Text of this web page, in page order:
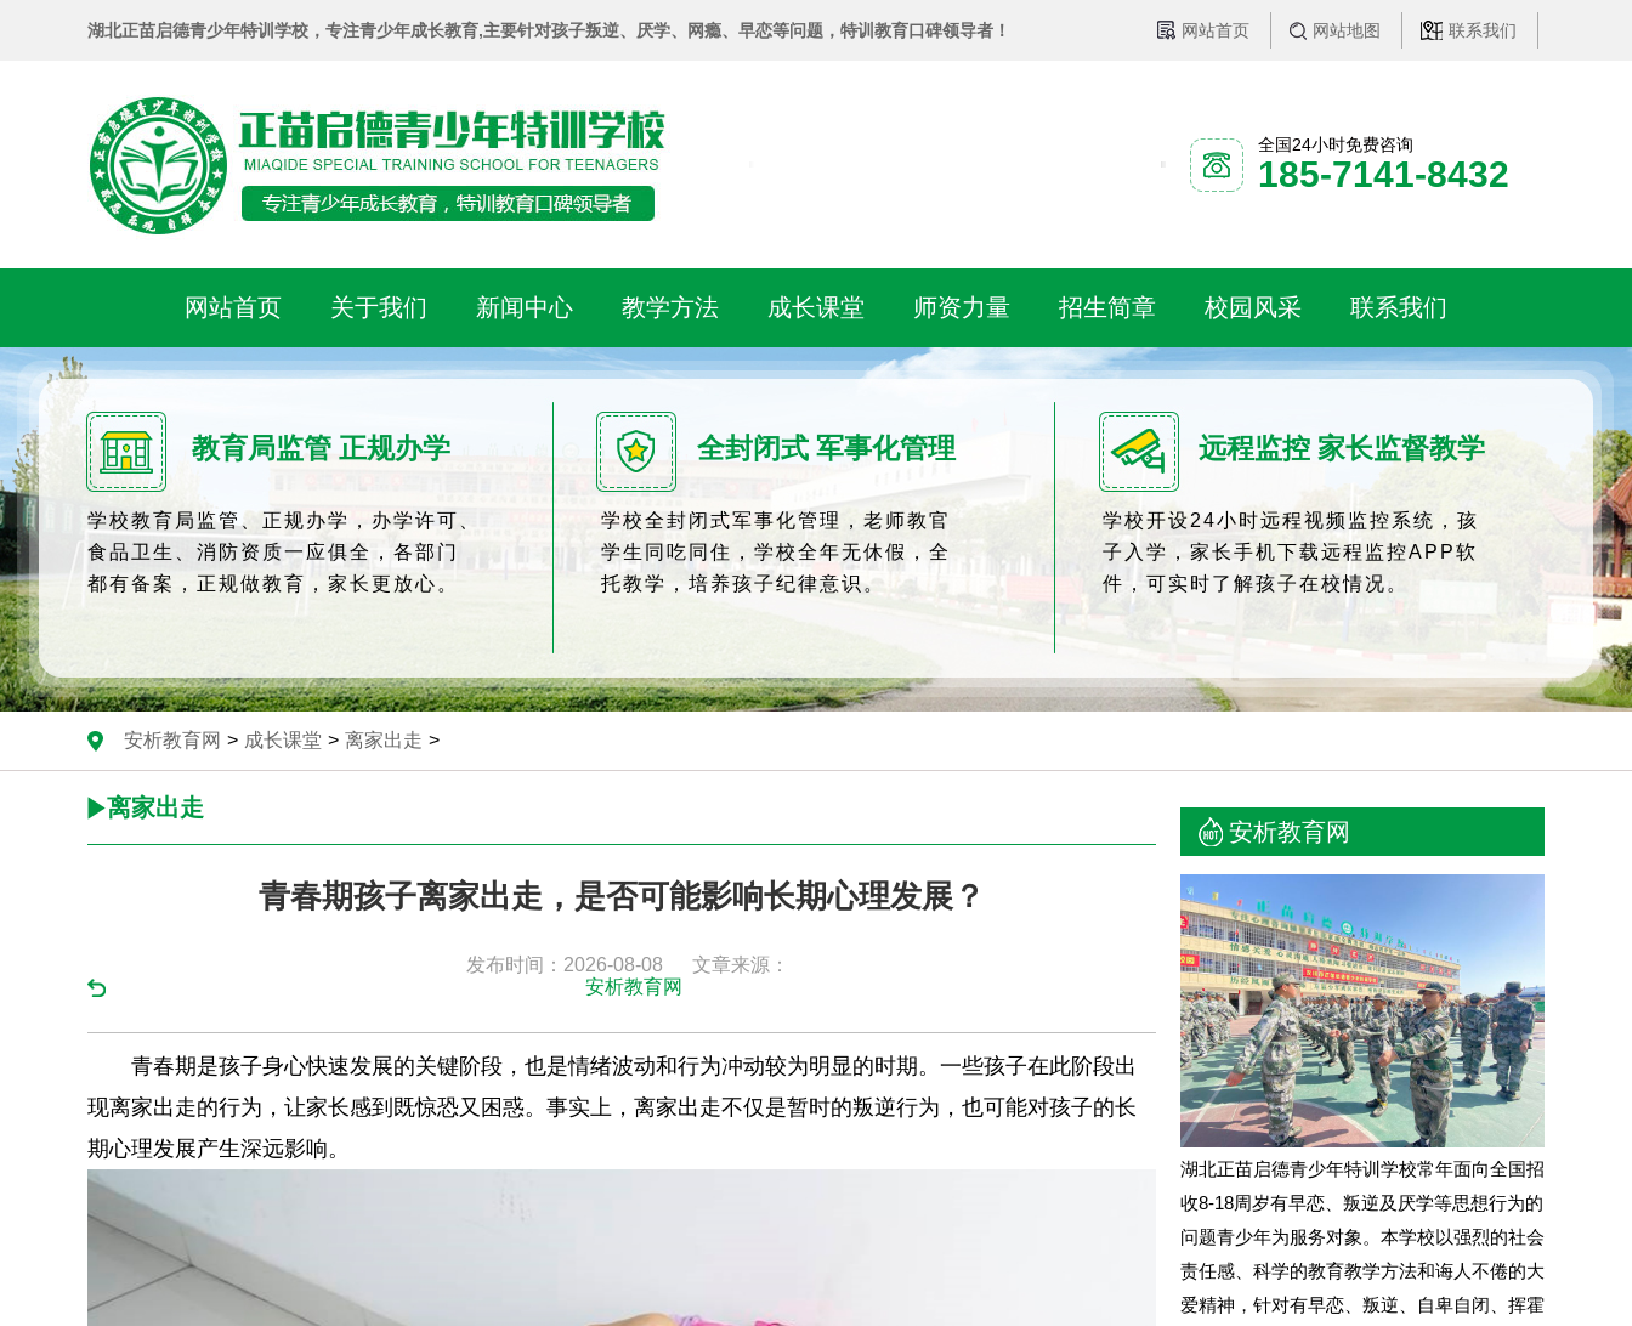
湖北正苗启德青少年特训学校，专注青少年成长教育,主要针对孩子叛逆、厌学、网瘾、早恋等问题，特训教育口碑领导者！ 网站首页 网站地图 联系我们
全国24小时免费咨询
185-7141-8432
网站首页 关于我们 新闻中心 教学方法 成长课堂 师资力量 招生简章 校园风采 联系我们
教育局监管 正规办学
学校教育局监管、正规办学，办学许可、
食品卫生、消防资质一应俱全，各部门
都有备案，正规做教育，家长更放心。
全封闭式 军事化管理
学校全封闭式军事化管理，老师教官
学生同吃同住，学校全年无休假，全
托教学，培养孩子纪律意识。
远程监控 家长监督教学
学校开设24小时远程视频监控系统，孩
子入学，家长手机下载远程监控APP软
件，可实时了解孩子在校情况。
安析教育网 > 成长课堂 > 离家出走 >
离家出走
青春期孩子离家出走，是否可能影响长期心理发展？
发布时间：2026-08-08
文章来源：
安析教育网
青春期是孩子身心快速发展的关键阶段，也是情绪波动和行为冲动较为明显的时期。一些孩子在此阶段出
现离家出走的行为，让家长感到既惊恐又困惑。事实上，离家出走不仅是暂时的叛逆行为，也可能对孩子的长
期心理发展产生深远影响。
安析教育网
湖北正苗启德青少年特训学校常年面向全国招
收8-18周岁有早恋、叛逆及厌学等思想行为的
问题青少年为服务对象。本学校以强烈的社会
责任感、科学的教育教学方法和诲人不倦的大
爱精神，针对有早恋、叛逆、自卑自闭、挥霍